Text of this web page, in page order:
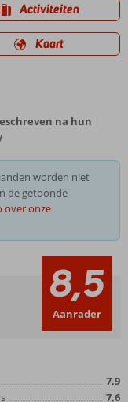
Activiteiten
Kaart
na hun
worden niet
de getoonde
over onze
8,5
Aanrader
7,9
7,6